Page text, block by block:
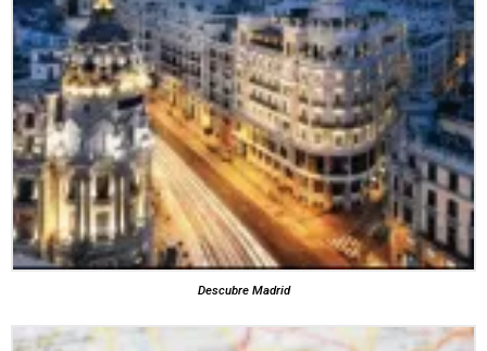
Descubre Madrid